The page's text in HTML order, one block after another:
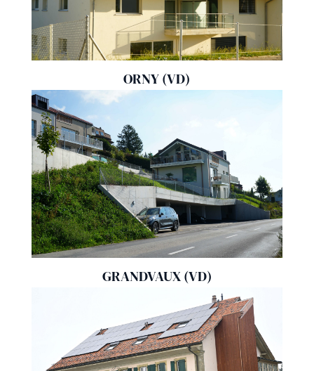
ORNY (VD)
GRANDVAUX (VD)